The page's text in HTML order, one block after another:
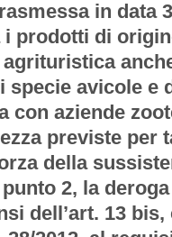
in data
prodotti di
specie avicole e
con aziende
previste per
della
2, la
dell’art. 13